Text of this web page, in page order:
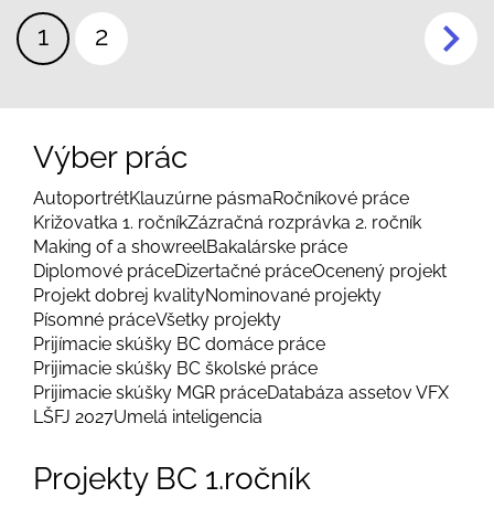
Pagination
Aktuálna
1 Page
2
Výber prác
AutoportrétKlauzúrne pásmaRočníkové práce
Križovatka 1. ročníkZázračná rozprávka 2. ročník
Making of a showreelBakalárske práce
Diplomové práceDizertačné práceOcenený projekt
Projekt dobrej kvalityNominované projekty
Písomné práceVšetky projekty
Prijímacie skúšky BC domáce práce
Prijimacie skúšky BC školské práce
Prijimacie skúšky MGR práceDatabáza assetov VFX
LŠFJ 2027Umelá inteligencia
Projekty BC 1.ročník